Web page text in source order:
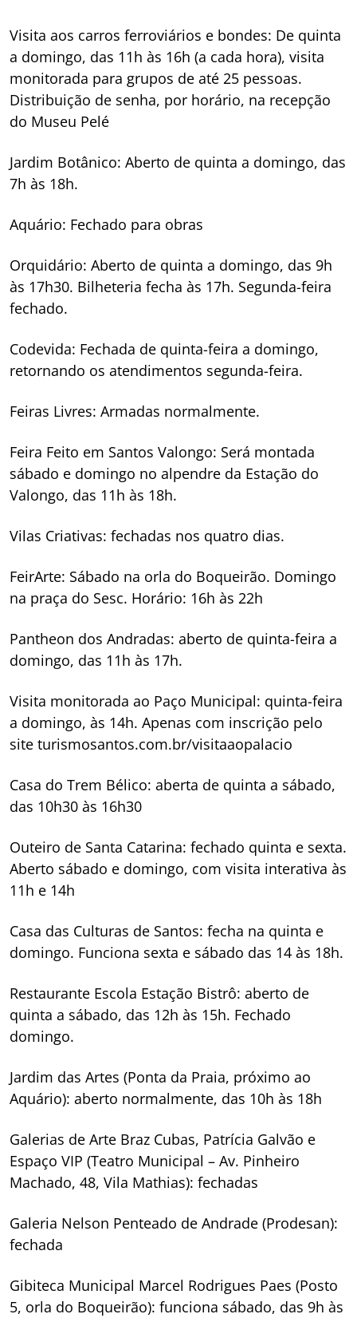
Visita aos carros ferroviários e bondes: De quinta
a domingo, das 11h às 16h (a cada hora), visita
monitorada para grupos de até 25 pessoas.
Distribuição de senha, por horário, na recepção
do Museu Pelé
Jardim Botânico: Aberto de quinta a domingo, das
7h às 18h.
Aquário: Fechado para obras
Orquidário: Aberto de quinta a domingo, das 9h
às 17h30. Bilheteria fecha às 17h. Segunda-feira
fechado.
Codevida: Fechada de quinta-feira a domingo,
retornando os atendimentos segunda-feira.
Feiras Livres: Armadas normalmente.
Feira Feito em Santos Valongo: Será montada
sábado e domingo no alpendre da Estação do
Valongo, das 11h às 18h.
Vilas Criativas: fechadas nos quatro dias.
FeirArte: Sábado na orla do Boqueirão. Domingo
na praça do Sesc. Horário: 16h às 22h
Pantheon dos Andradas: aberto de quinta-feira a
domingo, das 11h às 17h.
Visita monitorada ao Paço Municipal: quinta-feira
a domingo, às 14h. Apenas com inscrição pelo
site turismosantos.com.br/visitaaopalacio
Casa do Trem Bélico: aberta de quinta a sábado,
das 10h30 às 16h30
Outeiro de Santa Catarina: fechado quinta e sexta.
Aberto sábado e domingo, com visita interativa às
11h e 14h
Casa das Culturas de Santos: fecha na quinta e
domingo. Funciona sexta e sábado das 14 às 18h.
Restaurante Escola Estação Bistrô: aberto de
quinta a sábado, das 12h às 15h. Fechado
domingo.
Jardim das Artes (Ponta da Praia, próximo ao
Aquário): aberto normalmente, das 10h às 18h
Galerias de Arte Braz Cubas, Patrícia Galvão e
Espaço VIP (Teatro Municipal – Av. Pinheiro
Machado, 48, Vila Mathias): fechadas
Galeria Nelson Penteado de Andrade (Prodesan):
fechada
Gibiteca Municipal Marcel Rodrigues Paes (Posto
5, orla do Boqueirão): funciona sábado, das 9h às